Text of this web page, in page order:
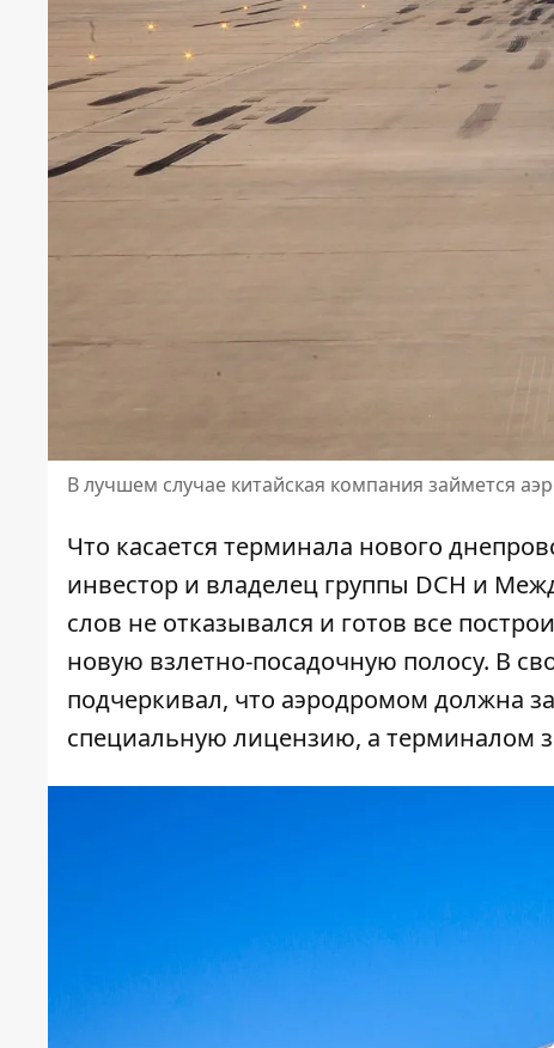
В лучшем случае китайская компания займется
Что касается терминала нового
инвестор и владелец группы DCH и
слов не отказывался и готов все
новую взлетно-посадочную полосу. В
подчеркивал, что аэродромом должна
специальную лицензию, а терминалом